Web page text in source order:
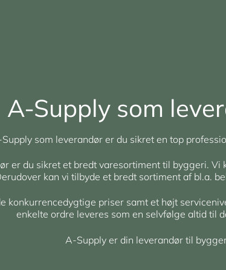
A-Supply som
som leverandør er du sikret en top
er du sikret et bredt varesortiment til byggeri. Vi
kan vi tilbyde et bredt sortiment af bl.a.
priser samt et højt
enkelte ordre leveres som en selvfølge altid til
A-Supply er din leverandør til